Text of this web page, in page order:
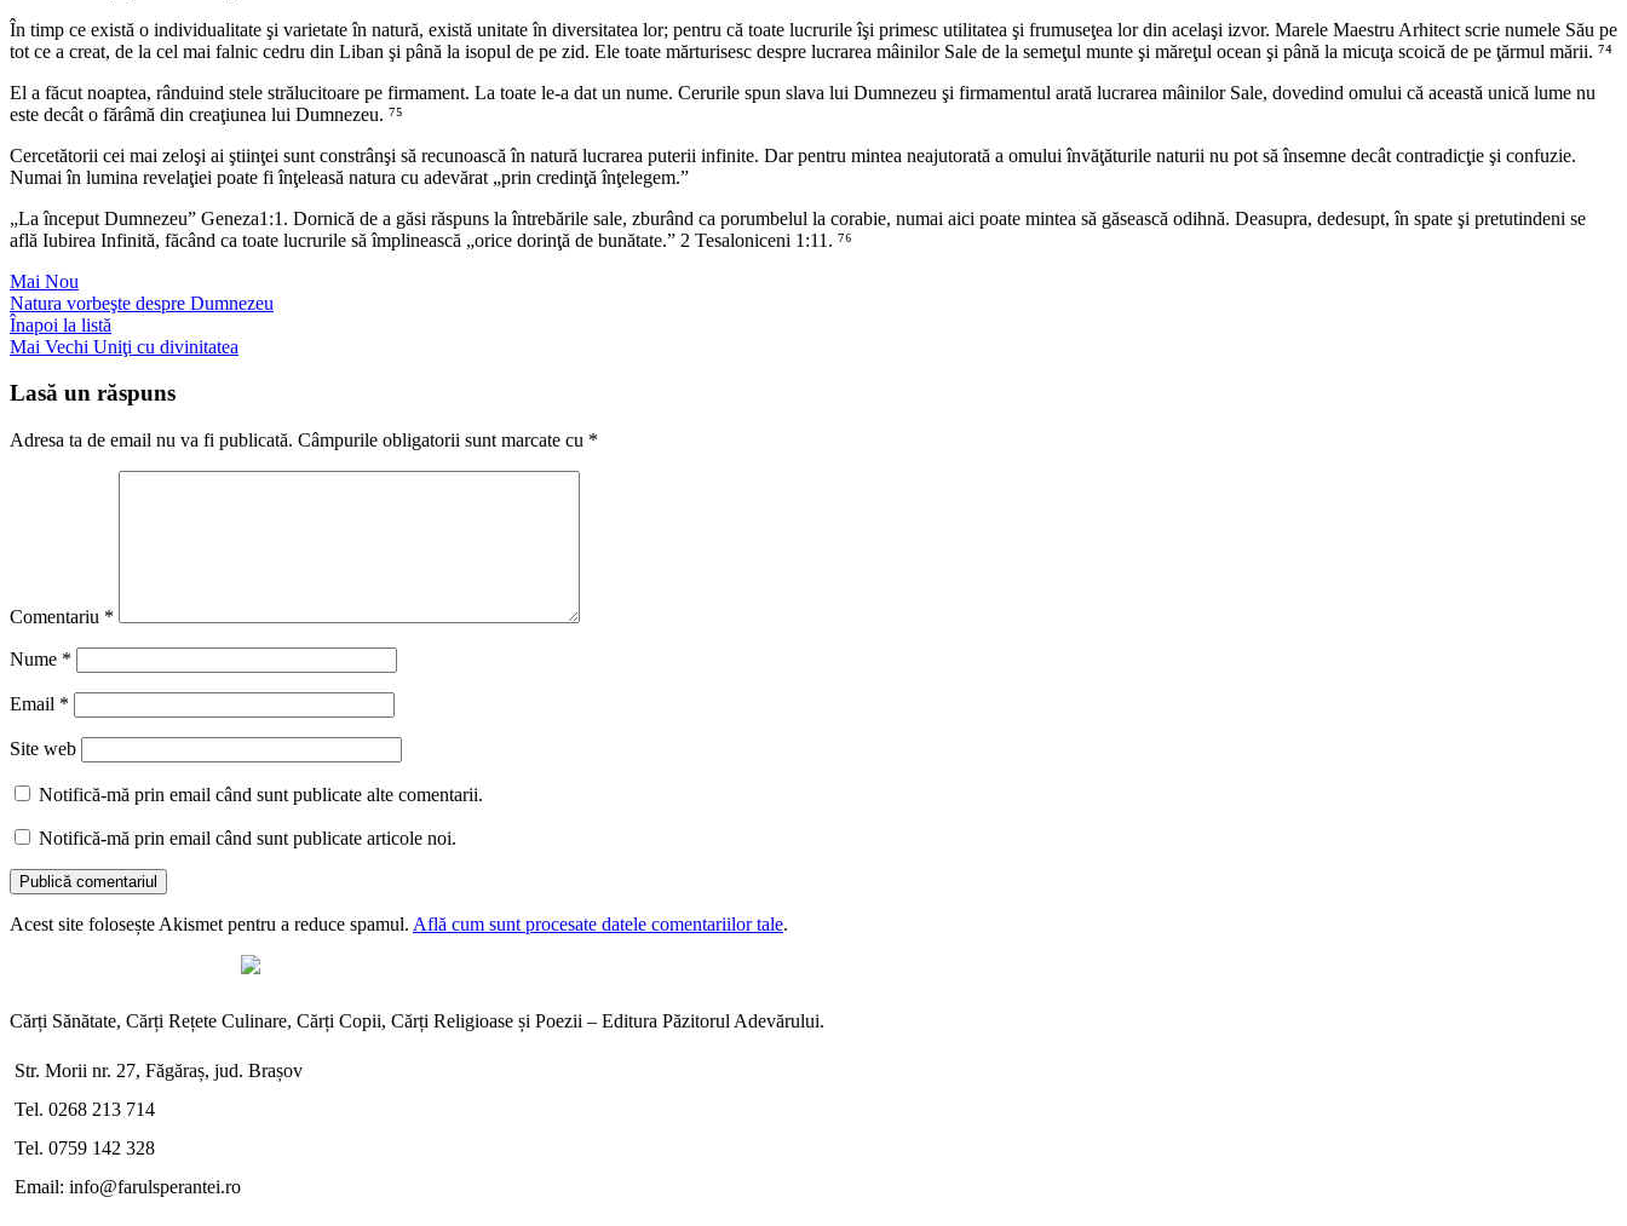
În timp ce există o individualitate şi varietate în natură, există unitate în diversitatea lor; pentru că toate lucrurile îşi primesc utilitatea şi frumuseţea lor din acelaşi izvor. Marele Maestru Arhitect scrie numele Său pe
tot ce a creat, de la cel mai falnic cedru din Liban şi până la isopul de pe zid. Ele toate mărturisesc despre lucrarea mâinilor Sale de la semeţul munte şi măreţul ocean şi până la micuţa scoică de pe ţărmul mării. ⁷⁴
El a făcut noaptea, rânduind stele strălucitoare pe firmament. La toate le-a dat un nume. Cerurile spun slava lui Dumnezeu şi firmamentul arată lucrarea mâinilor Sale, dovedind omului că această unică lume nu
este decât o fărâmă din creaţiunea lui Dumnezeu. ⁷⁵
Cercetătorii cei mai zeloşi ai ştiinţei sunt constrânşi să recunoască în natură lucrarea puterii infinite. Dar pentru mintea neajutorată a omului învăţăturile naturii nu pot să însemne decât contradicţie şi confuzie.
Numai în lumina revelaţiei poate fi înţeleasă natura cu adevărat „prin credinţă înţelegem.”
„La început Dumnezeu” Geneza1:1. Dornică de a găsi răspuns la întrebările sale, zburând ca porumbelul la corabie, numai aici poate mintea să găsească odihnă. Deasupra, dedesupt, în spate şi pretutindeni se
află Iubirea Infinită, făcând ca toate lucrurile să împlinească „orice dorinţă de bunătate.” 2 Tesaloniceni 1:11. ⁷⁶
Mai Nou
Natura vorbeşte despre Dumnezeu
Înapoi la listă
Mai Vechi Uniţi cu divinitatea
Lasă un răspuns
Adresa ta de email nu va fi publicată. Câmpurile obligatorii sunt marcate cu *
Comentariu *
Nume *
Email *
Site web
Notifică-mă prin email când sunt publicate alte comentarii.
Notifică-mă prin email când sunt publicate articole noi.
Acest site folosește Akismet pentru a reduce spamul. Află cum sunt procesate datele comentariilor tale.
Cărți Sănătate, Cărți Rețete Culinare, Cărți Copii, Cărți Religioase și Poezii – Editura Păzitorul Adevărului.
Str. Morii nr. 27, Făgăraș, jud. Brașov
Tel. 0268 213 714
Tel. 0759 142 328
Email: info@farulsperantei.ro